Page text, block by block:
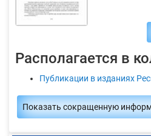
Располагается в
Публикации в изданиях
Показать сокращенную